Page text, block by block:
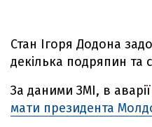
Стан Ігоря Додона
декілька подряпин та
За даними ЗМІ, в аварії
мати президента